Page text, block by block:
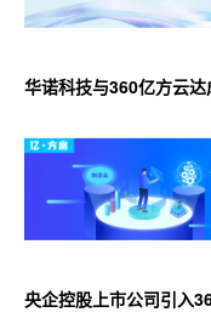
华诺科技与360亿方云达
央企控股上市公司引入